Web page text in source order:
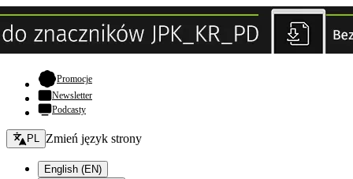
Promocje- otwiera się w nowej karcie
Newsletter
Podcasty
Zmień język - bieżący:
PL Zmień język strony
English (EN)